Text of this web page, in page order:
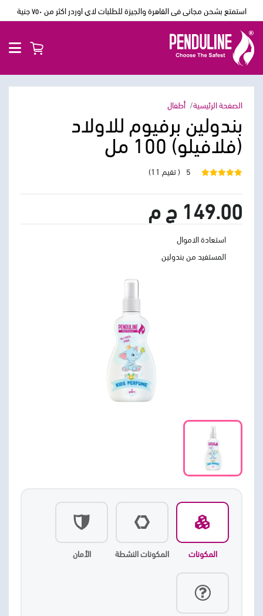
استمتع بشحن مجانى فى القاهرة والجيزة للطلبات لاي اوردر اكثر من ٧٥٠ جنية
الصفحة الرئيسية أطفال
بندولين برفيوم للاولاد
(فلافيلو) 100 مل
5 ( تقيم 11)
149.00 ج م
استعادة الاموال
المستفيد من بندولين
المكونات المكونات النشطة الأمان